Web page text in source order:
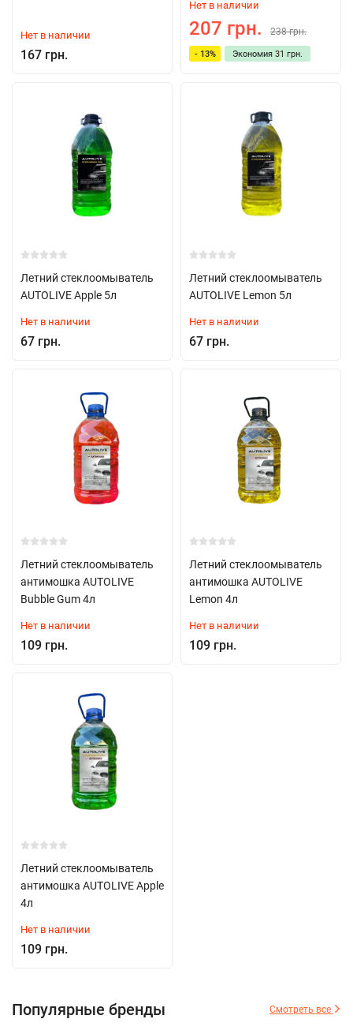
Нет в наличии
167 грн.
Нет в наличии
207 грн. 238 грн.
- 13% Экономия 31 грн.
Летний стеклоомыватель
AUTOLIVE Apple 5л
Нет в наличии
67 грн.
Летний стеклоомыватель
AUTOLIVE Lemon 5л
Нет в наличии
67 грн.
Летний стеклоомыватель
антимошка AUTOLIVE
Bubble Gum 4л
Нет в наличии
109 грн.
Летний стеклоомыватель
антимошка AUTOLIVE
Lemon 4л
Нет в наличии
109 грн.
Летний стеклоомыватель
антимошка AUTOLIVE Apple
4л
Нет в наличии
109 грн.
Популярные бренды Смотреть все